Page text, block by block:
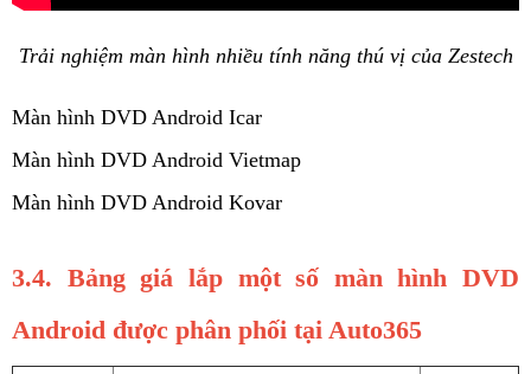
Trải nghiệm màn hình nhiều tính năng thú vị của Zestech
Màn hình DVD Android Icar
Màn hình DVD Android Vietmap
Màn hình DVD Android Kovar
3.4. Bảng giá lắp một số màn hình DVD
Android được phân phối tại Auto365